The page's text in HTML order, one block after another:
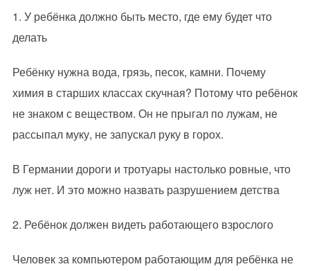
1. У ребёнка должно быть место, где ему будет что
делать
Ребёнку нужна вода, грязь, песок, камни. Почему
химия в старших классах скучная? Потому что ребёнок
не знаком с веществом. Он не прыгал по лужам, не
рассыпал муку, не запускал руку в горох.
В Германии дороги и тротуары настолько ровные, что
луж нет. И это можно назвать разрушением детства
2. Ребёнок должен видеть работающего взрослого
Человек за компьютером работающим для ребёнка не